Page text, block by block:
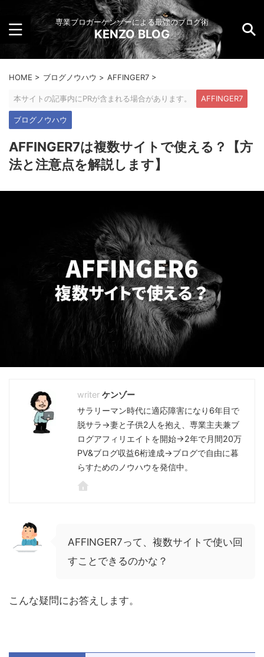
専業ブロガーケンゾーによる最強のブログ術
KENZO BLOG
HOME > ブログノウハウ > AFFINGER7 >
本サイトの記事内にPRが含まれる場合があります。 AFFINGER7
ブログノウハウ
AFFINGER7は複数サイトで使える？【方
法と注意点を解説します】
ケンゾー
サラリーマン時代に適応障害になり6年目で
脱サラ→妻と子供2人を抱え、専業主夫兼ブ
ログアフィリエイトを開始→2年で月間20万
PV&ブログ収益6桁達成→ブログで自由に暮
らすためのノウハウを発信中。
AFFINGER7って、複数サイトで使い回
すことできるのかな？
こんな疑問にお答えします。